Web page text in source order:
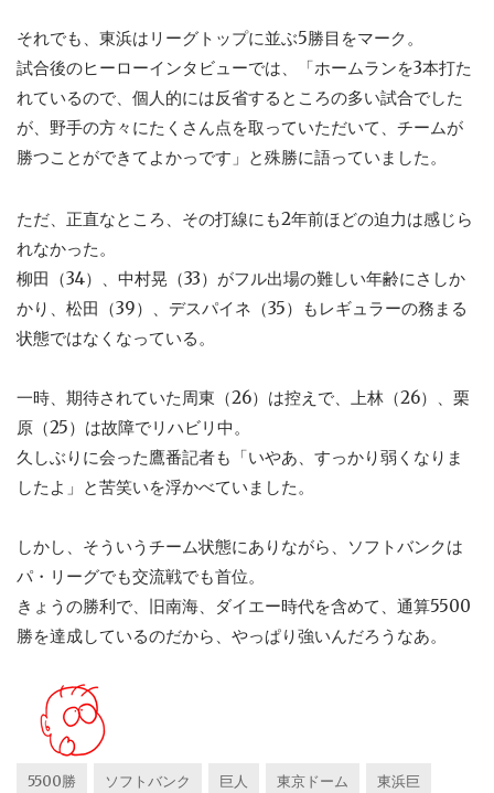
それでも、東浜はリーグトップに並ぶ5勝目をマーク。
試合後のヒーローインタビューでは、「ホームランを3本打た
れているので、個人的には反省するところの多い試合でした
が、野手の方々にたくさん点を取っていただいて、チームが
勝つことができてよかっです」と殊勝に語っていました。
ただ、正直なところ、その打線にも2年前ほどの迫力は感じら
れなかった。
柳田（34）、中村晃（33）がフル出場の難しい年齢にさしか
かり、松田（39）、デスパイネ（35）もレギュラーの務まる
状態ではなくなっている。
一時、期待されていた周東（26）は控えで、上林（26）、栗
原（25）は故障でリハビリ中。
久しぶりに会った鷹番記者も「いやあ、すっかり弱くなりま
したよ」と苦笑いを浮かべていました。
しかし、そういうチーム状態にありながら、ソフトバンクは
パ・リーグでも交流戦でも首位。
きょうの勝利で、旧南海、ダイエー時代を含めて、通算5500
勝を達成しているのだから、やっぱり強いんだろうなあ。
5500勝 ソフトバンク 巨人 東京ドーム 東浜巨